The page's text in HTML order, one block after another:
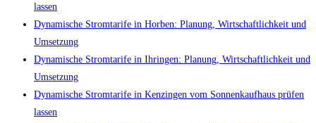
lassen
Dynamische Stromtarife in Horben: Planung, Wirtschaftlichkeit und
Umsetzung
Dynamische Stromtarife in Ihringen: Planung, Wirtschaftlichkeit und
Umsetzung
Dynamische Stromtarife in Kenzingen vom Sonnenkaufhaus prüfen
lassen